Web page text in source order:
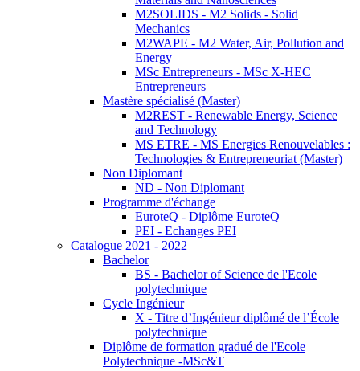
M2SOLIDS - M2 Solids - Solid
Mechanics
M2WAPE - M2 Water, Air, Pollution and
Energy
MSc Entrepreneurs - MSc X-HEC
Entrepreneurs
Mastère spécialisé (Master)
M2REST - Renewable Energy, Science
and Technology
MS ETRE - MS Energies Renouvelables :
Technologies & Entrepreneuriat (Master)
Non Diplomant
ND - Non Diplomant
Programme d'échange
EuroteQ - Diplôme EuroteQ
PEI - Echanges PEI
Catalogue 2021 - 2022
Bachelor
BS - Bachelor of Science de l'Ecole
polytechnique
Cycle Ingénieur
X - Titre d’Ingénieur diplômé de l’École
polytechnique
Diplôme de formation gradué de l'Ecole
Polytechnique -MSc&T